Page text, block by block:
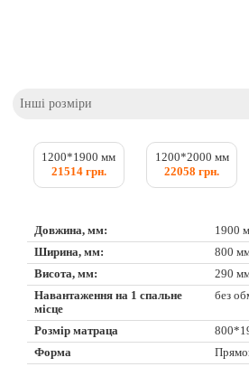
Інші розміри
1200*1900 мм
21514 грн.
1200*2000 мм
22058 грн.
Довжина, мм:
1900
Ширина, мм:
800
Висота, мм:
290
Навантаження на 1 спальне
місце
без
Розмір матраца
Форма